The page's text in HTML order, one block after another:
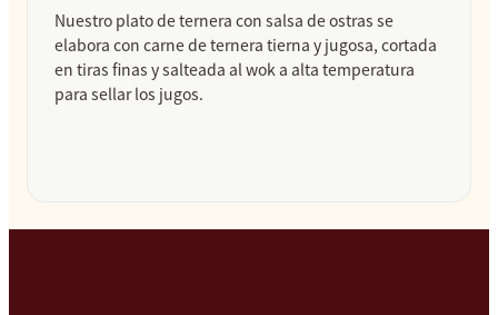
Nuestro plato de ternera con salsa de ostras se
elabora con carne de ternera tierna y jugosa, cortada
en tiras finas y salteada al wok a alta temperatura
para sellar los jugos.